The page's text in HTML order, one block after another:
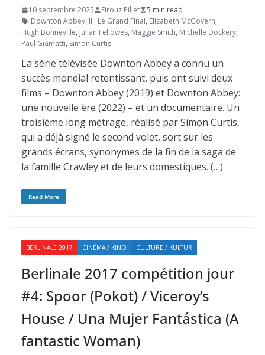
10 septembre 2025 Firouz Pillet
5 min read
Downton Abbey III : Le Grand Final, Elizabeth McGovern,
Hugh Bonneville, Julian Fellowes, Maggie Smith, Michelle Dockery,
Paul Giamatti, Simon Curtis
La série télévisée Downton Abbey a connu un
succès mondial retentissant, puis ont suivi deux
films – Downton Abbey (2019) et Downton Abbey:
une nouvelle ère (2022) – et un documentaire. Un
troisième long métrage, réalisé par Simon Curtis,
qui a déjà signé le second volet, sort sur les
grands écrans, synonymes de la fin de la saga de
la famille Crawley et de leurs domestiques. (…)
Read More
BERLINALE 2017 CINÉMA / KINO CULTURE / KULTUR
Berlinale 2017 compétition jour
#4: Spoor (Pokot) / Viceroy’s
House / Una Mujer Fantástica (A
fantastic Woman)